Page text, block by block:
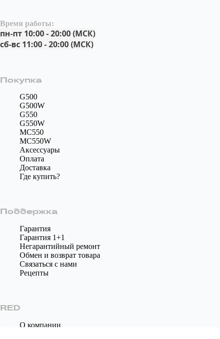
Время работы:
пн-пт 10:00 - 20:00 (МСК)
сб-вс 11:00 - 20:00 (МСК)
Покупка
G500
G500W
G550
G550W
MC550
MC550W
Аксессуары
Оплата
Доставка
Где купить?
Поддержка
Гарантия
Гарантия 1+1
Негарантийный ремонт
Обмен и возврат товара
Связаться с нами
Рецепты
RED
О компании